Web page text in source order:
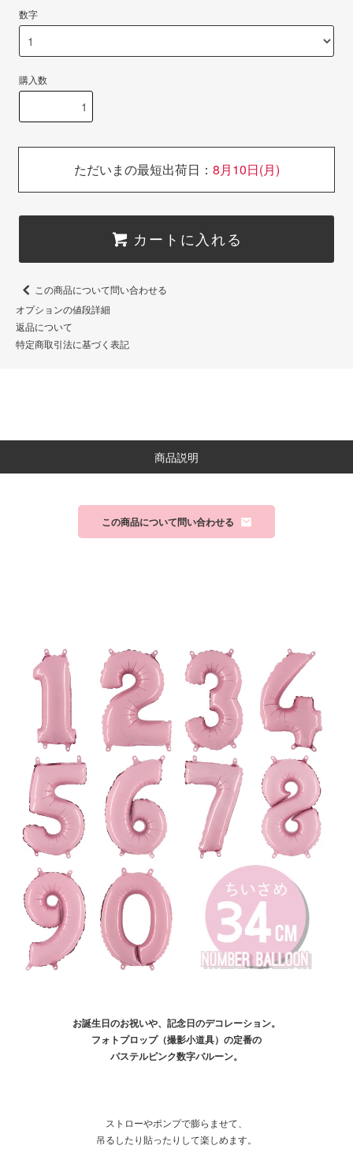
数字
購入数
ただいまの最短出荷日： 8月10日(月)
カートに入れる
この商品について問い合わせる
オプションの値段詳細
返品について
特定商取引法に基づく表記
商品説明
この商品について問い合わせる
お誕生日のお祝いや、記念日のデコレーション。
フォトプロップ（撮影小道具）の定番の
パステルピンク数字バルーン。
ストローやポンプで膨らませて、
吊るしたり貼ったりして楽しめます。